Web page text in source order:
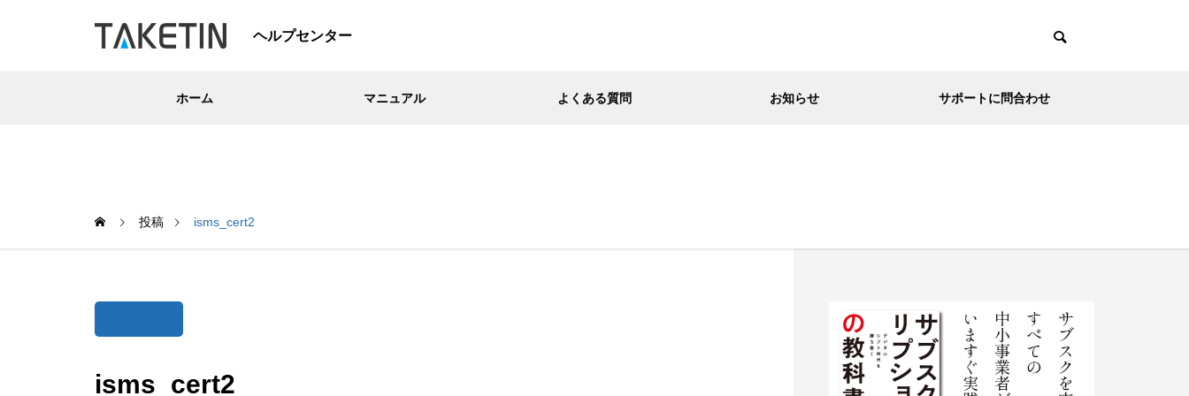
ヘルプセンター
ホーム マニュアル よくある質問 お知らせ サポートに問合わせ
投稿 isms_cert2
isms_cert2